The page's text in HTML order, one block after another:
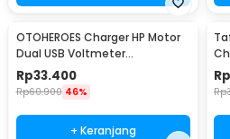
OTOHEROES Charger HP Motor
Dual USB Voltmeter
Waterproof 4.2A - Y451
Rp33.400
Rp60.900 46%
+ Keranjang
3A
Rp
Rp